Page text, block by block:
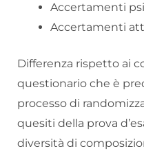
Accertamenti
Accertamenti
Differenza rispetto ai
questionario che è
processo di
quesiti della prova
diversità di